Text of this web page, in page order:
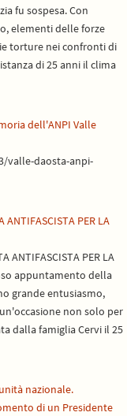
fu sospesa. Con
elementi delle forze
torture nei confronti di
di 25 anni il clima
dell'ANPI Valle
valle-daosta-anpi-
ANTIFASCISTA PER LA
ANTIFASCISTA PER LA
appuntamento della
grande entusiasmo,
non solo per
dalla famiglia Cervi il 25
nazionale.
di un Presidente